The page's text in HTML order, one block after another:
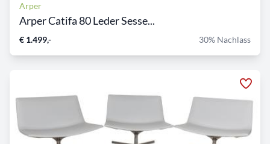
Arper
Arper Catifa 80 Leder Sesse...
€ 1.499,- 30% Nachlass